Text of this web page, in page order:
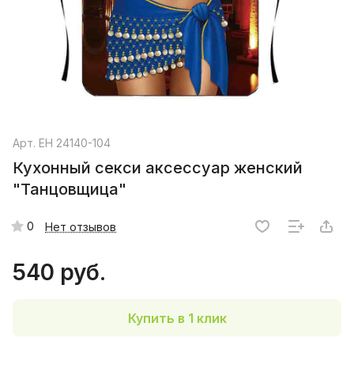
Арт. EH 24140-104
Кухонный секси аксессуар женский
"Танцовщица"
0 Нет отзывов
540 руб.
Купить в 1 клик